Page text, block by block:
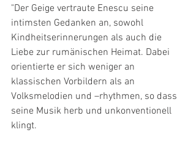
"Der Geige vertraute Enescu seine
intimsten Gedanken an, sowohl
Kindheitserinnerungen als auch die
Liebe zur rumänischen Heimat. Dabei
orientierte er sich weniger an
klassischen Vorbildern als an
Volksmelodien und –rhythmen, so dass
seine Musik herb und unkonventionell
klingt.